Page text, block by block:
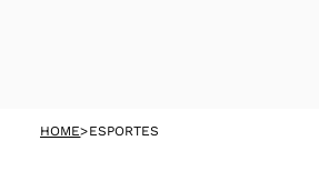
HOME>ESPORTES